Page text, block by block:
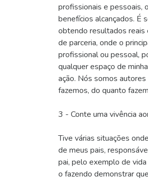
profissionais e pessoais,
benefícios alcançados. É
obtendo resultados reais
de parceria, onde o
profissional ou pessoal,
qualquer espaço de
ação. Nós somos
fazemos, do quanto
3 - Conte uma vivência
Tive várias situações
de meus pais,
pai, pelo exemplo de
o fazendo demonstrar